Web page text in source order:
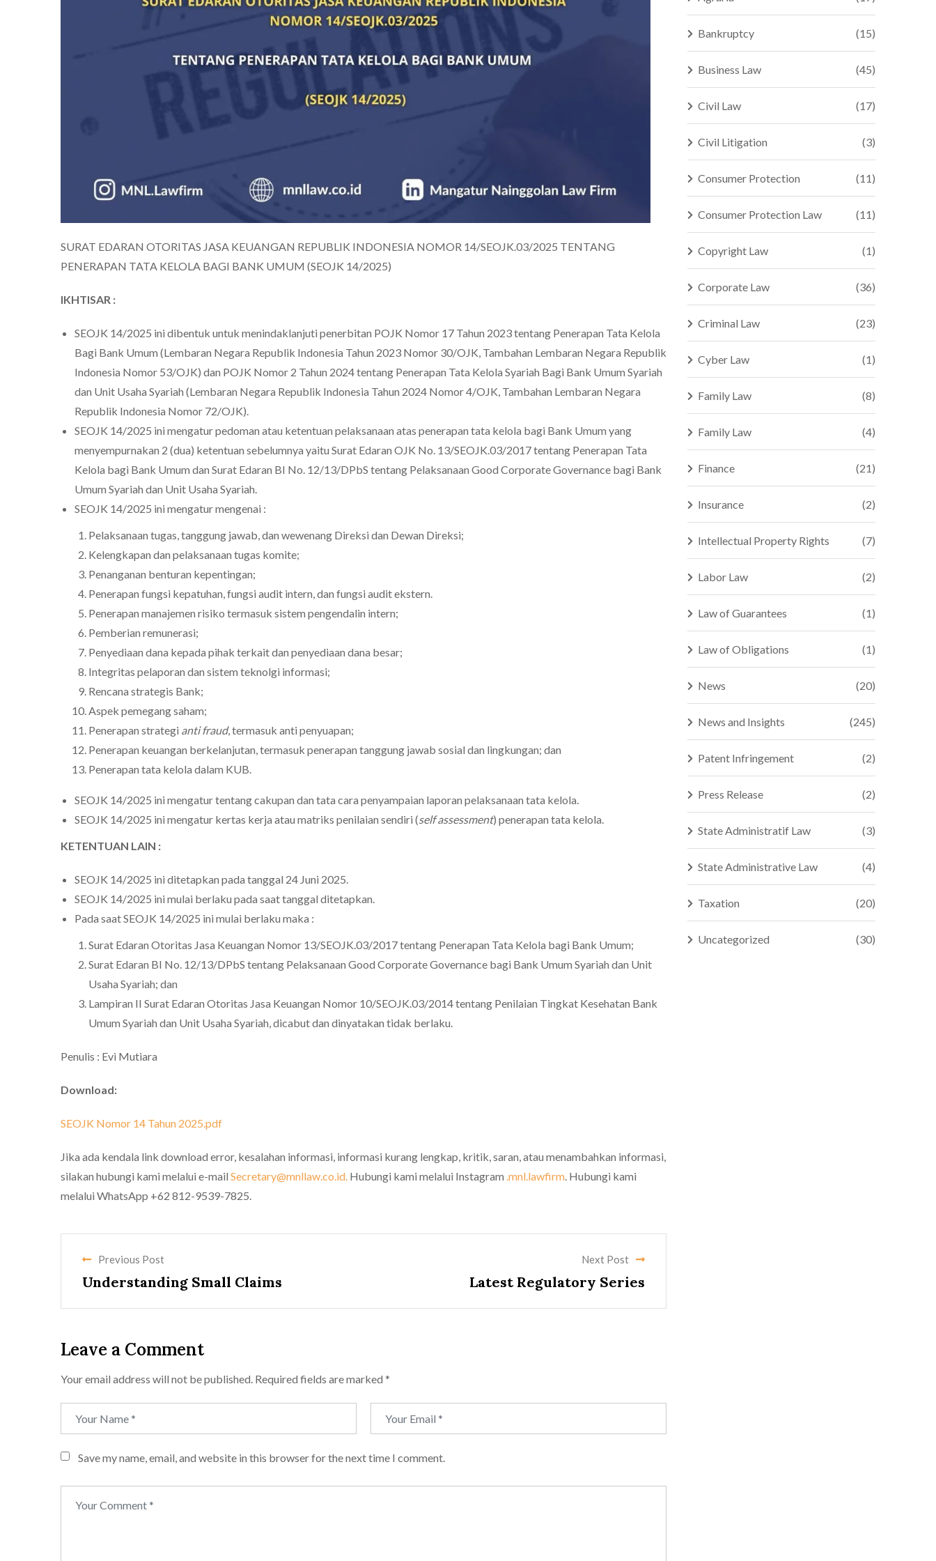
SURAT EDARAN OTORITAS JASA KEUANGAN REPUBLIK INDONESIA NOMOR 14/SEOJK.03/2025 TENTANG
PENERAPAN TATA KELOLA BAGI BANK UMUM (SEOJK 14/2025)
IKHTISAR :
SEOJK 14/2025 ini dibentuk untuk menindaklanjuti penerbitan POJK Nomor 17 Tahun 2023 tentang Penerapan Tata Kelola
Bagi Bank Umum (Lembaran Negara Republik Indonesia Tahun 2023 Nomor 30/OJK, Tambahan Lembaran Negara Republik
Indonesia Nomor 53/OJK) dan POJK Nomor 2 Tahun 2024 tentang Penerapan Tata Kelola Syariah Bagi Bank Umum Syariah
dan Unit Usaha Syariah (Lembaran Negara Republik Indonesia Tahun 2024 Nomor 4/OJK, Tambahan Lembaran Negara
Republik Indonesia Nomor 72/OJK).
SEOJK 14/2025 ini mengatur pedoman atau ketentuan pelaksanaan atas penerapan tata kelola bagi Bank Umum yang
menyempurnakan 2 (dua) ketentuan sebelumnya yaitu Surat Edaran OJK No. 13/SEOJK.03/2017 tentang Penerapan Tata
Kelola bagi Bank Umum dan Surat Edaran BI No. 12/13/DPbS tentang Pelaksanaan Good Corporate Governance bagi Bank
Umum Syariah dan Unit Usaha Syariah.
SEOJK 14/2025 ini mengatur mengenai :
Pelaksanaan tugas, tanggung jawab, dan wewenang Direksi dan Dewan Direksi;
Kelengkapan dan pelaksanaan tugas komite;
Penanganan benturan kepentingan;
Penerapan fungsi kepatuhan, fungsi audit intern, dan fungsi audit ekstern.
Penerapan manajemen risiko termasuk sistem pengendalin intern;
Pemberian remunerasi;
Penyediaan dana kepada pihak terkait dan penyediaan dana besar;
Integritas pelaporan dan sistem teknolgi informasi;
Rencana strategis Bank;
Aspek pemegang saham;
Penerapan strategi anti fraud, termasuk anti penyuapan;
Penerapan keuangan berkelanjutan, termasuk penerapan tanggung jawab sosial dan lingkungan; dan
Penerapan tata kelola dalam KUB.
SEOJK 14/2025 ini mengatur tentang cakupan dan tata cara penyampaian laporan pelaksanaan tata kelola.
SEOJK 14/2025 ini mengatur kertas kerja atau matriks penilaian sendiri (self assessment) penerapan tata kelola.
KETENTUAN LAIN :
SEOJK 14/2025 ini ditetapkan pada tanggal 24 Juni 2025.
SEOJK 14/2025 ini mulai berlaku pada saat tanggal ditetapkan.
Pada saat SEOJK 14/2025 ini mulai berlaku maka :
Surat Edaran Otoritas Jasa Keuangan Nomor 13/SEOJK.03/2017 tentang Penerapan Tata Kelola bagi Bank Umum;
Surat Edaran BI No. 12/13/DPbS tentang Pelaksanaan Good Corporate Governance bagi Bank Umum Syariah dan Unit
Usaha Syariah; dan
Lampiran II Surat Edaran Otoritas Jasa Keuangan Nomor 10/SEOJK.03/2014 tentang Penilaian Tingkat Kesehatan Bank
Umum Syariah dan Unit Usaha Syariah, dicabut dan dinyatakan tidak berlaku.
Penulis : Evi Mutiara
Download:
SEOJK Nomor 14 Tahun 2025.pdf
Jika ada kendala link download error, kesalahan informasi, informasi kurang lengkap, kritik, saran, atau menambahkan informasi,
silakan hubungi kami melalui e-mail Secretary@mnllaw.co.id. Hubungi kami melalui Instagram .mnl.lawfirm. Hubungi kami
melalui WhatsApp +62 812-9539-7825.
Previous Post
Understanding Small Claims
Next Post
Latest Regulatory Series
Leave a Comment
Your email address will not be published. Required fields are marked *
Save my name, email, and website in this browser for the next time I comment.
Bankruptcy (15)
Business Law (45)
Civil Law (17)
Civil Litigation (3)
Consumer Protection (11)
Consumer Protection Law (11)
Copyright Law (1)
Corporate Law (36)
Criminal Law (23)
Cyber Law (1)
Family Law (8)
Family Law (4)
Finance (21)
Insurance (2)
Intellectual Property Rights (7)
Labor Law (2)
Law of Guarantees (1)
Law of Obligations (1)
News (20)
News and Insights (245)
Patent Infringement (2)
Press Release (2)
State Administratif Law (3)
State Administrative Law (4)
Taxation (20)
Uncategorized (30)